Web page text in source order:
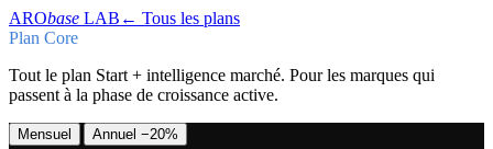
ARObase LAB ← Tous les plans
Plan Core
Tout le plan Start + intelligence marché. Pour les marques qui
passent à la phase de croissance active.
Mensuel Annuel −20%